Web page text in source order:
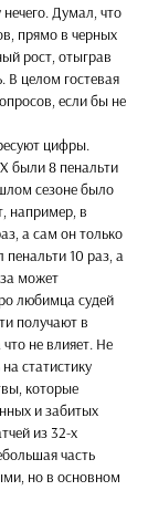
Думал, что
прямо в черных
рост, отыграв
В целом гостевая
если бы не
цифры.
были 8 пенальти
сезоне было
например, в
а сам он только
10 раз, а
может
любимца судей
получают в
не влияет. Не
статистику
которые
и забитых
из 32-х
часть
но в основном